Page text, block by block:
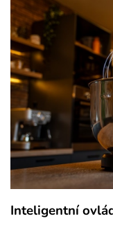
Inteligentní